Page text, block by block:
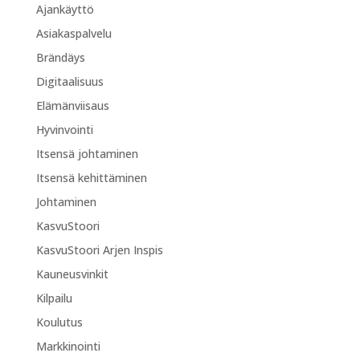
Ajankäyttö
Asiakaspalvelu
Brändäys
Digitaalisuus
Elämänviisaus
Hyvinvointi
Itsensä johtaminen
Itsensä kehittäminen
Johtaminen
KasvuStoori
KasvuStoori Arjen Inspis
Kauneusvinkit
Kilpailu
Koulutus
Markkinointi